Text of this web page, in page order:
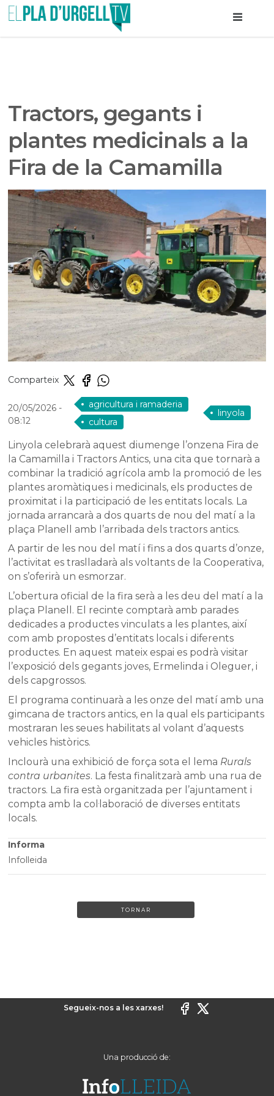
Tractors, gegants i
plantes medicinals a la
Fira de la Camamilla
Comparteix
20/05/2026-
08:12
agricultura i ramaderia
cultura
linyola
Linyola celebrarà aquest diumenge l’onzena Fira de
la Camamilla i Tractors Antics, una cita que tornarà a
combinar la tradició agrícola amb la promoció de les
plantes aromàtiques i medicinals, els productes de
proximitat i la participació de les entitats locals. La
jornada arrancarà a dos quarts de nou del matí a la
plaça Planell amb l’arribada dels tractors antics.
A partir de les nou del matí i fins a dos quarts d’onze,
l’activitat es traslladarà als voltants de la Cooperativa,
on s’oferirà un esmorzar.
L’obertura oficial de la fira serà a les deu del matí a la
plaça Planell. El recinte comptarà amb parades
dedicades a productes vinculats a les plantes, així
com amb propostes d’entitats locals i diferents
productes. En aquest mateix espai es podrà visitar
l’exposició dels gegants joves, Ermelinda i Oleguer, i
dels capgrossos.
El programa continuarà a les onze del matí amb una
gimcana de tractors antics, en la qual els participants
mostraran les seues habilitats al volant d’aquests
vehicles històrics.
Inclourà una exhibició de força sota el lema Rurals
contra urbanites. La festa finalitzarà amb una rua de
tractors. La fira està organitzada per l’ajuntament i
compta amb la col·laboració de diverses entitats
locals.
Informa
Infolleida
TORNAR
Segueix-nos a les xarxes!
Una producció de: